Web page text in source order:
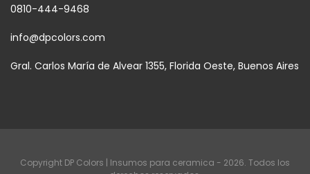
0810-444-9468
info@dpcolors.com
Gral. Carlos María de Alvear 1355, Florida Oeste, Buenos Aires
Copyright DP Colors | Insumos para ceramica - 2026. Todos los